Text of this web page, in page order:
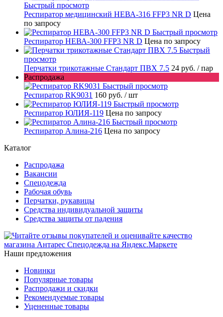
Быстрый просмотр
Респиратор медицинский НЕВА-316 FFP3 NR D Цена
по запросу
Быстрый просмотр
Респиратор НЕВА-300 FFP3 NR D Цена по запросу
Быстрый
просмотр
Перчатки трикотажные Стандарт ПВХ 7.5 24 руб. / пар
Распродажа
Быстрый просмотр
Респиратор RK9031 160 руб. / шт
Быстрый просмотр
Респиратор ЮЛИЯ-119 Цена по запросу
Быстрый просмотр
Респиратор Алина-216 Цена по запросу
Каталог
Распродажа
Вакансии
Спецодежда
Рабочая обувь
Перчатки, рукавицы
Средства индивидуальной защиты
Средства защиты от падения
Наши предложения
Новинки
Популярные товары
Распродажи и скидки
Рекомендуемые товары
Уцененные товары